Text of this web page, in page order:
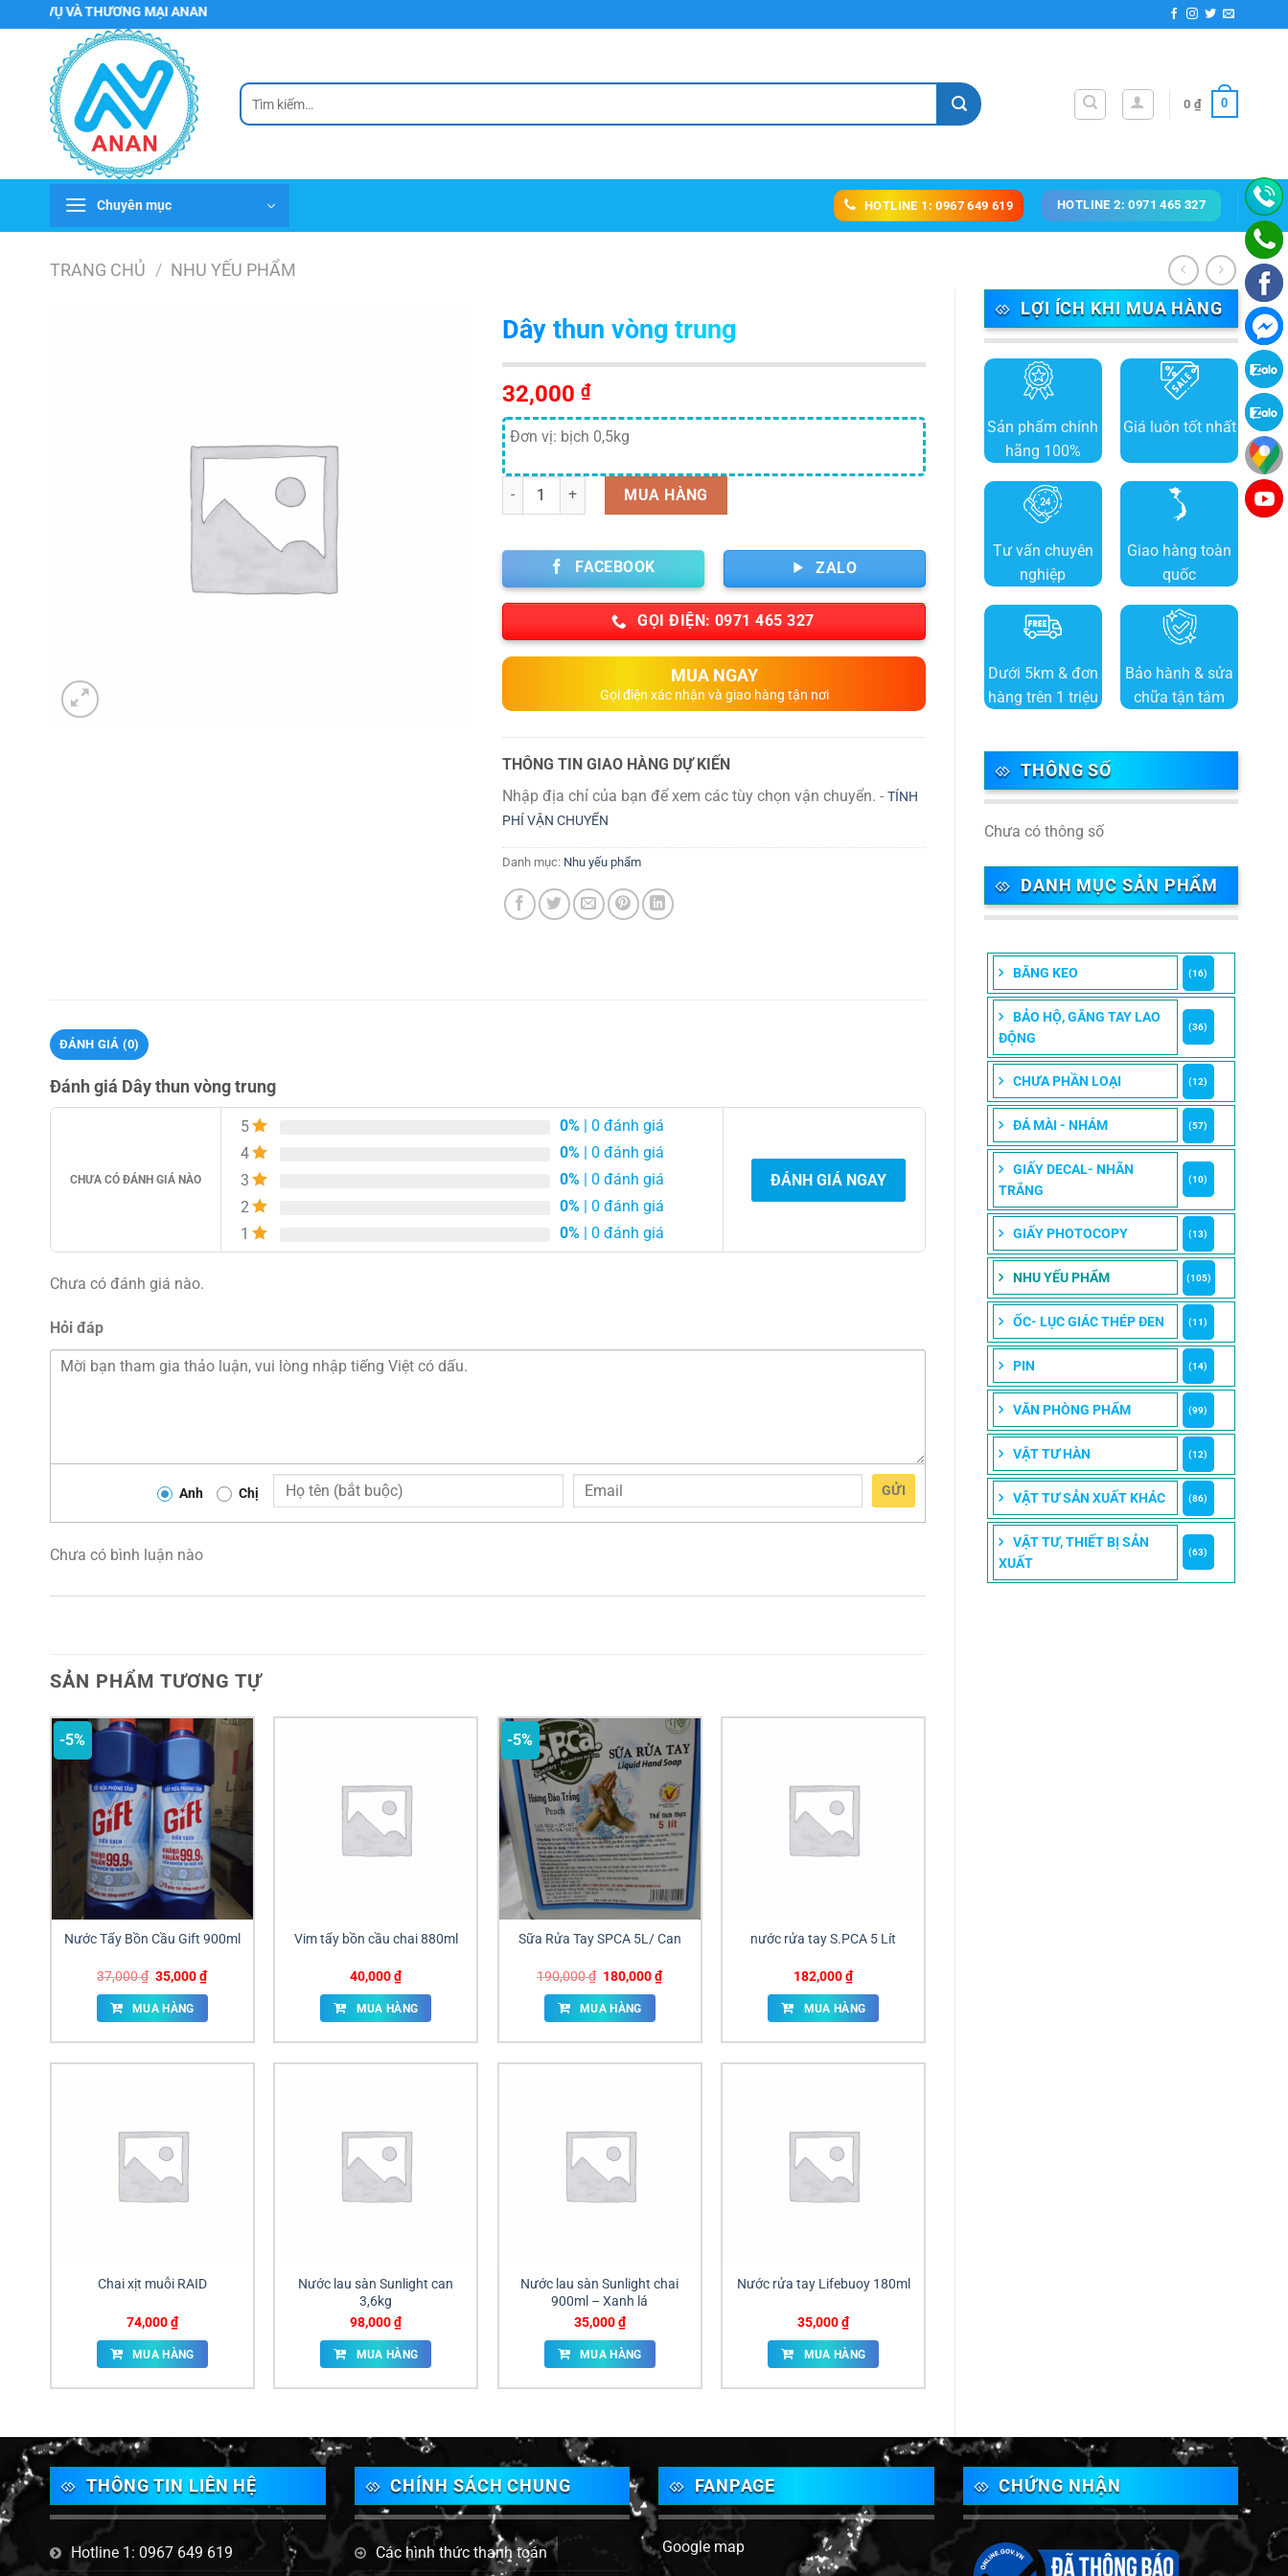
đến
VÀ THƯƠNG MẠI ANAN
Tìm
kiếm:
0 ₫ 0
Chuyên mục HOTLINE 1: 0967 649 619 HOTLINE 2: 0971 465 327
TRANG CHỦ / NHU YẾU PHẨM
LỢI ÍCH KHI MUA HÀNG
Sản phẩm chính
hãng 100%
Giá luôn tốt nhất
Tư vấn chuyên
nghiệp
Giao hàng toàn
quốc
Dưới 5km & đơn
hàng trên 1 triệu
Bảo hành & sửa
chữa tận tâm
THÔNG SỐ
Chưa có thông số
DANH MỤC SẢN PHẨM
BĂNG KEO (16)
BẢO HỘ, GĂNG TAY LAO
ĐỘNG
(36)
CHƯA PHẦN LOẠI (12)
ĐÁ MÀI - NHÁM (57)
GIẤY DECAL- NHÃN
TRẮNG
(10)
GIẤY PHOTOCOPY (13)
NHU YẾU PHẨM (105)
ỐC- LỤC GIÁC THÉP ĐEN (11)
PIN (14)
VĂN PHÒNG PHẨM (99)
VẬT TƯ HÀN (12)
VẬT TƯ SẢN XUẤT KHÁC (86)
VẬT TƯ, THIẾT BỊ SẢN
XUẤT
(63)
Dây thun vòng trung
32,000 ₫
Đơn vị: bịch 0,5kg
Số lượng MUA HÀNG
FACEBOOK ZALO
GỌI ĐIỆN: 0971 465 327
MUA NGAY
Gọi điện xác nhận và giao hàng tận nơi
THÔNG TIN GIAO HÀNG DỰ KIẾN
Nhập địa chỉ của bạn để xem các tùy chọn vận chuyển. - TÍNH
PHÍ VẬN CHUYỂN
Danh mục: Nhu yếu phẩm
ĐÁNH GIÁ (0)
Đánh giá Dây thun vòng trung
CHƯA CÓ ĐÁNH GIÁ NÀO
5 0% | 0 đánh giá
4
0% | 0 đánh giá
3
0% | 0 đánh giá
2
0% | 0 đánh giá
1
0% | 0 đánh giá
ĐÁNH GIÁ NGAY
Chưa có đánh giá nào.
Hỏi đáp
Anh Chị GỬI
Chưa có bình luận nào
SẢN PHẨM TƯƠNG TỰ
-5%
Nước Tẩy Bồn Cầu Gift 900ml
37,000₫ Giá
là:
37,000 ₫.
35,000₫Giá
hiện
tại
là:
MUA HÀNG
Vim tẩy bồn cầu chai 880ml
40,000₫
MUA HÀNG
-5%
Sữa Rửa Tay SPCA 5L/ Can
190,000₫ Giá
là:
190,000 ₫.
180,000₫Giá
hiện
MUA HÀNG
nước rửa tay S.PCA 5 Lít
182,000₫
MUA HÀNG
Chai xịt muỗi RAID
74,000₫
MUA HÀNG
Nước lau sàn Sunlight can
3,6kg
98,000₫
MUA HÀNG
Nước lau sàn Sunlight chai
900ml – Xanh lá
35,000₫
MUA HÀNG
Nước rửa tay Lifebuoy 180ml
35,000₫
MUA HÀNG
THÔNG TIN LIÊN HỆ
Hotline 1: 0967 649 619
CHÍNH SÁCH CHUNG
Các hình thức thanh toán
FANPAGE
Google map
CHỨNG NHẬN